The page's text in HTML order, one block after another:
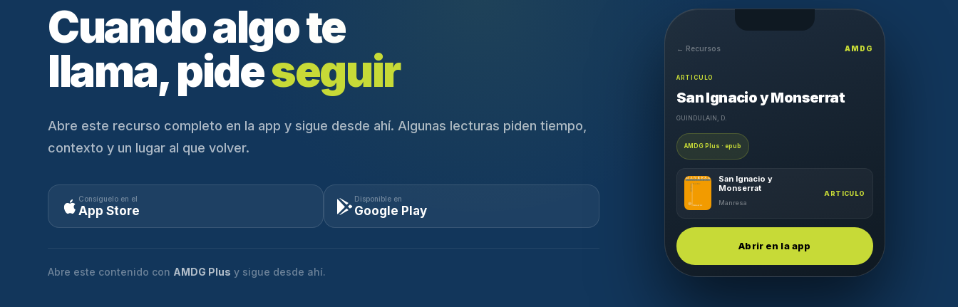
Cuando algo te
llama, pideseguir
Abre este recurso completo en la app y sigue desde ahí. Algunas lecturas piden tiempo,
contexto y un lugar al que volver.
Consíguelo en el
App Store
Disponible en
Google Play
Abre este contenido con AMDG Plus y sigue desde ahí.
← Recursos AMDG
ARTICULO
San Ignacio y Monserrat
GUINDULAIN, D.
AMDG Plus · epub
San Ignacio y
Monserrat
Manresa
ARTICULO
Abrir en la app